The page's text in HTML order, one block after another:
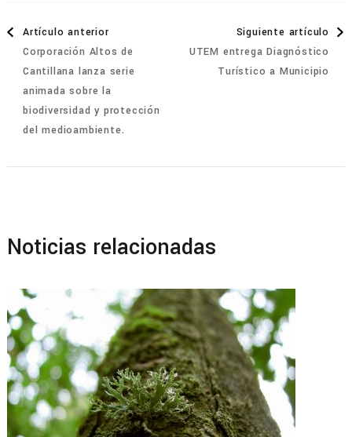
Navegación
de
entradas
Artículo anterior
Corporación Altos de
Cantillana lanza serie
animada sobre la
biodiversidad y protección
del medioambiente.
Siguiente artículo
UTEM entrega Diagnóstico
Turístico a Municipio
Noticias relacionadas